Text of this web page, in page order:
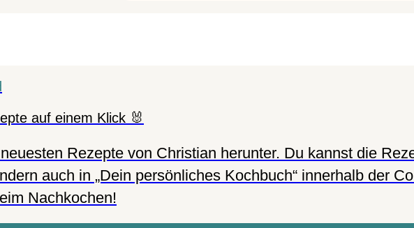
auf einem Klick 🐰
Rezepte von Christian herunter. Du kannst die
auch in „Dein persönliches Kochbuch“ innerhalb der
Nachkochen!